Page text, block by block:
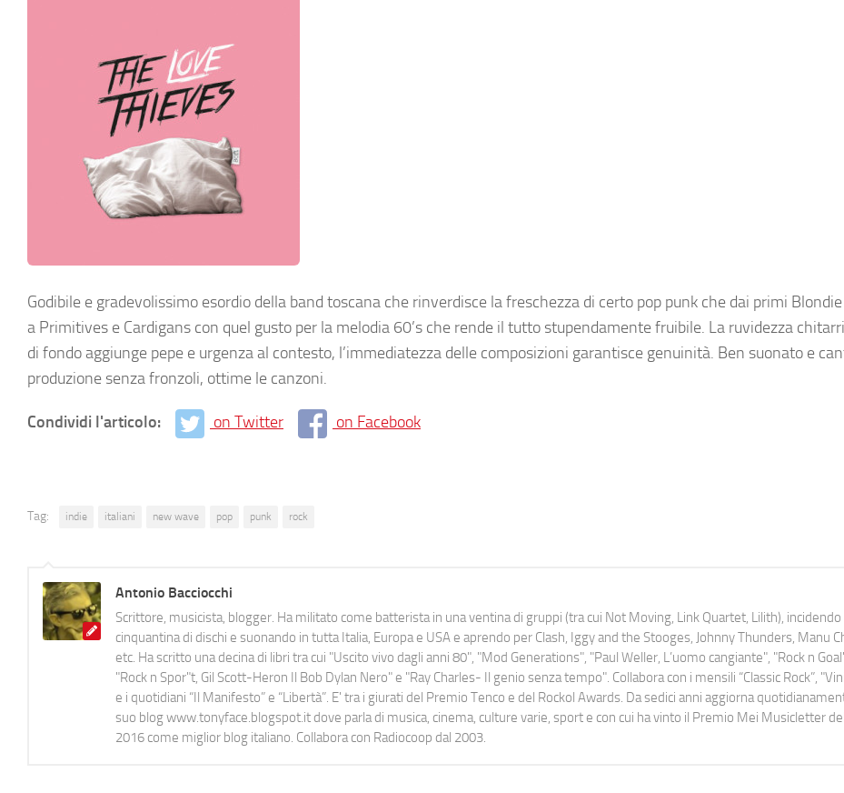
Godibile e gradevolissimo esordio della band toscana che rinverdisce la freschezza di certo pop punk che dai primi
a Primitives e Cardigans con quel gusto per la melodia 60’s che rende il tutto stupendamente fruibile. La ruvidezza
di fondo aggiunge pepe e urgenza al contesto, l’immediatezza delle composizioni garantisce genuinità. Ben suonato e
produzione senza fronzoli, ottime le canzoni.
Condividi l'articolo: on Twitter on Facebook
Tag: indie italiani new wave pop punk rock
Antonio Bacciocchi
Scrittore, musicista, blogger. Ha militato come batterista in una ventina di gruppi (tra cui Not Moving, Link Quartet, Lilith), incidendo
cinquantina di dischi e suonando in tutta Italia, Europa e USA e aprendo per Clash, Iggy and the Stooges, Johnny Thunders, Manu
etc. Ha scritto una decina di libri tra cui "Uscito vivo dagli anni 80", "Mod Generations", "Paul Weller, L’uomo cangiante", "Rock n
"Rock n Spor"t, Gil Scott-Heron Il Bob Dylan Nero" e "Ray Charles- Il genio senza tempo". Collabora con i mensili “Classic Rock”,
e i quotidiani “Il Manifesto” e “Libertà”. E' tra i giurati del Premio Tenco e del Rockol Awards. Da sedici anni aggiorna
suo blog www.tonyface.blogspot.it dove parla di musica, cinema, culture varie, sport e con cui ha vinto il Premio Mei Musicletter del
2016 come miglior blog italiano. Collabora con Radiocoop dal 2003.